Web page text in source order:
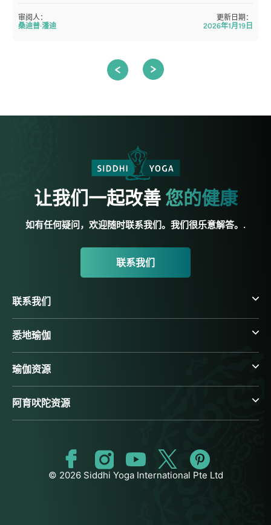
审阅人：
桑迪普·潘迪
更新日期：
2026年1月19日
让我们一起改善 您的健康
如有任何疑问，欢迎随时联系我们。我们很乐意解答。.
联系我们
联系我们
悉地瑜伽
瑜伽资源
阿育吠陀资源
© 2026 Siddhi Yoga International Pte Ltd